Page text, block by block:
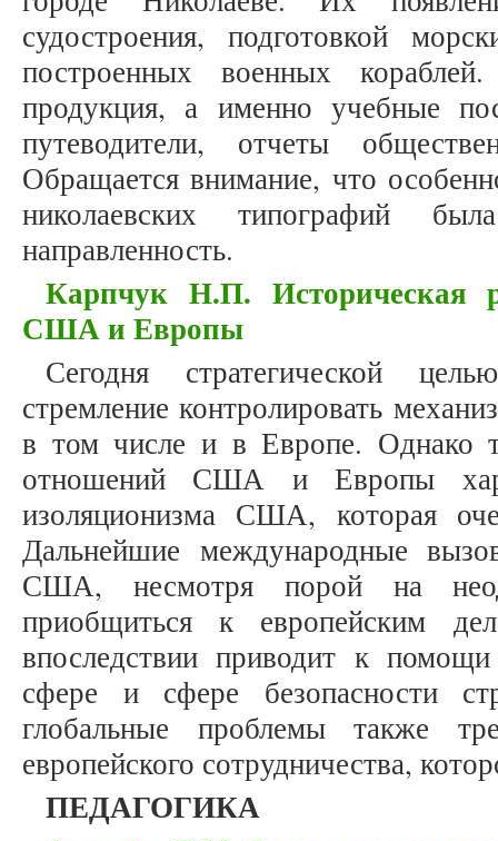
судостроения, подготовкой
построенных военных
продукция, а именно учебные
путеводители, отчеты
Обращается внимание, что
николаевских типографий
направленность.
Карпчук Н.П. Историческая
США и Европы
Сегодня стратегической
стремление контролировать
в том числе и в Европе. Однако
отношений США и Европы
изоляционизма США, которая
Дальнейшие международные
США, несмотря порой на
приобщиться к европейским
впоследствии приводит к
сфере и сфере безопасности
глобальные проблемы также
европейского сотрудничества,
ПЕДАГОГИКА